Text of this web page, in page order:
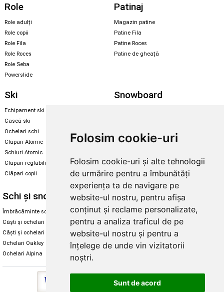
Folosim cookie-uri
Folosim cookie-uri și alte tehnologii
de urmărire pentru a îmbunătăți
experiența ta de navigare pe
website-ul nostru, pentru afișa
conținut și reclame personalizate,
pentru a analiza traficul de pe
website-ul nostru și pentru a
înțelege de unde vin vizitatorii
noștri.
Sunt de acord
Role
Role adulți
Role copii
Role Fila
Role Roces
Role Seba
Powerslide
Patinaj
Magazin patine
Patine Fila
Patine Roces
Patine de gheață
Ski
Echipament ski
Cască ski
Ochelari schi
Clăpari Atomic
Schiuri Atomic
Clăpari reglabili
Clăpari copii
Snowboard
Legături Rome SDS
Enuff Skateboards
Schi și snowboard
Îmbrăcăminte schi și snowboard
Căști și ochelari de iarnă
Căști și ochelari Alpina
Ochelari Oakley
Ochelari Alpina
Diverse
Cum aleg rolele
Cum aleg ochelarii
Ochelari de soare Oakley
Ochelari de soare Alpina